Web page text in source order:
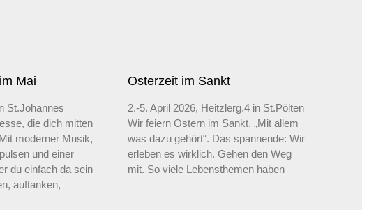
Mai
St.Johannes
die dich mitten
moderner Musik,
und einer
du einfach da sein
auftanken,
Osterzeit im Sankt
2.-5. April 2026, Heitzlerg.4 in St.Pölten
Wir feiern Ostern im Sankt. „Mit allem
was dazu gehört“. Das spannende: Wir
erleben es wirklich. Gehen den Weg
mit. So viele Lebensthemen haben